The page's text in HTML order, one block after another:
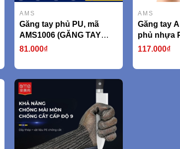
AMS
Găng tay phủ PU, mã
AMS1006 (GĂNG TAY
CHỐNG CẮT CẤP ĐỘ 5
khi làm việc, lao động,
thao tác chuẩn xác
AMS1006)
81.000₫
AMS
Găng tay
phủ nhựa
kiểu hạt
117.000₫